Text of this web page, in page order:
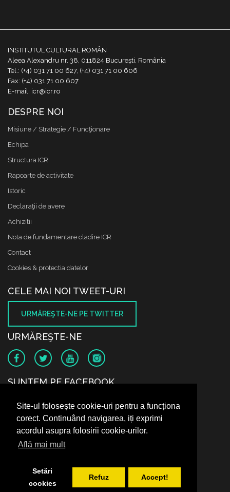
Site-ul folosește cookie-uri pentru a funcționa
corect. Continuând navigarea, iți exprimi
acordul asupra folosirii cookie-urilor.
Află mai mult
Setări
cookies
Refuz Accept!
INSTITUTUL CULTURAL ROMÂN
Aleea Alexandru nr. 38, 011824 București, România
Tel.: (+4) 031 71 00 627, (+4) 031 71 00 606
Fax: (+4) 031 71 00 607
E-mail: icr@icr.ro
DESPRE NOI
Misiune / Strategie / Funcţionare
Echipa
Structura ICR
Rapoarte de activitate
Istoric
Declaraţii de avere
Achizitii
Nota de fundamentare cladire ICR
Contact
Cookies & protectia datelor
CELE MAI NOI TWEET-URI
URMĂREŞTE-NE PE TWITTER
URMĂREŞTE-NE
SUNTEM PE FACEBOOK